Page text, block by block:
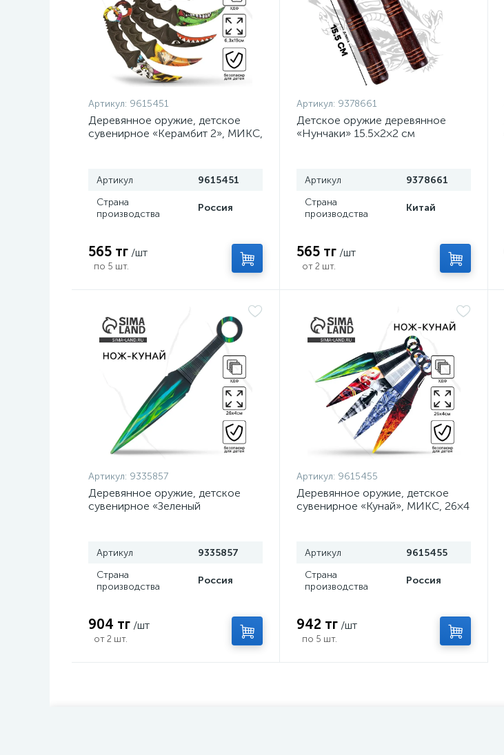
Артикул: 9615451
Деревянное оружие, детское
сувенирное «Керамбит 2», МИКС,
Артикул
9615451
Страна
производства
Россия
565 тг /шт
по 5 шт.
Артикул: 9378661
Детское оружие деревянное
«Нунчаки» 15.5×2×2 см
Артикул
9378661
Страна
производства
Китай
565 тг /шт
от 2 шт.
Артикул: 9335857
Деревянное оружие, детское
сувенирное «Зеленый
Артикул
9335857
Страна
производства
Россия
904 тг /шт
от 2 шт.
Артикул: 9615455
Деревянное оружие, детское
сувенирное «Кунай», МИКС, 26×4
Артикул
9615455
Страна
производства
Россия
942 тг /шт
по 5 шт.